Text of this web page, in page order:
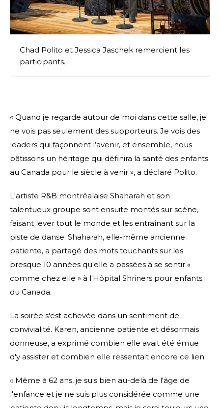
Chad Polito et Jessica Jaschek remercient les
participants.
« Quand je regarde autour de moi dans cette salle, je
ne vois pas seulement des supporteurs. Je vois des
leaders qui façonnent l’avenir, et ensemble, nous
bâtissons un héritage qui définira la santé des enfants
au Canada pour le siècle à venir », a déclaré Polito.
L'artiste R&B montréalaise Shaharah et son
talentueux groupe sont ensuite montés sur scène,
faisant lever tout le monde et les entraînant sur la
piste de danse. Shaharah, elle-même ancienne
patiente, a partagé des mots touchants sur les
presque 10 années qu'elle a passées à se sentir «
comme chez elle » à l'Hôpital Shriners pour enfants
du Canada.
La soirée s'est achevée dans un sentiment de
convivialité. Karen, ancienne patiente et désormais
donneuse, a exprimé combien elle avait été émue
d'y assister et combien elle ressentait encore ce lien.
« Même à 62 ans, je suis bien au-delà de l'âge de
l'enfance et je ne suis plus considérée comme une